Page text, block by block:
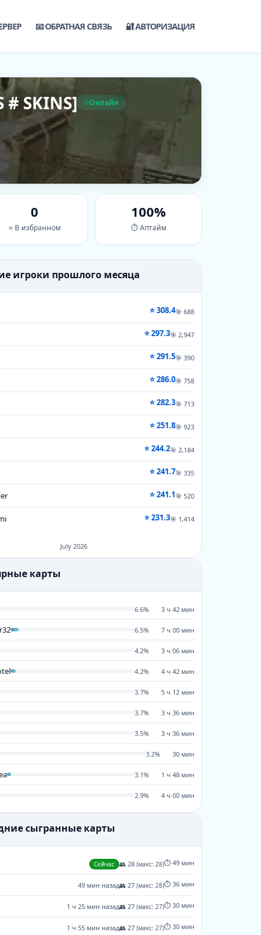
📧 ОБРАТНАЯ СВЯЗЬ 🔐 АВТОРИЗАЦИЯ
# SKINS] Онлайн
0
⭐ В избранном
100%
⏱ Аптайм
03:24 03:18 03:12 03:06
игроки прошлого месяца
⭐ 308.4🎯 688
⭐ 297.3🎯 2,947
⭐ 291.5🎯 390
⭐ 286.0🎯 758
⭐ 282.3🎯 713
⭐ 251.8🎯 923
⭐ 244.2🎯 2,184
⭐ 241.7🎯 335
⭐ 241.1🎯 520
⭐ 231.3🎯 1,414
July 2026
карты
6.6% 3 ч 42 мин
6.5% 7 ч 00 мин
4.2% 3 ч 06 мин
4.2% 4 ч 42 мин
3.7% 5 ч 12 мин
3.7% 3 ч 36 мин
3.5% 3 ч 36 мин
3.2% 30 мин
3.1% 1 ч 48 мин
2.9% 4 ч 00 мин
сыгранные карты
Сейчас 👥 28 (макс: 28)⏱️ 49 мин
49 мин назад👥 27 (макс: 28)⏱️ 36 мин
1 ч 25 мин назад👥 27 (макс: 27)⏱️ 30 мин
1 ч 55 мин назад👥 27 (макс: 27)⏱️ 30 мин